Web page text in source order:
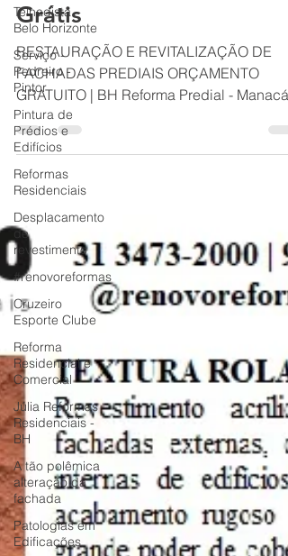
Telhadista -
Belo Horizonte
Serviço -
Pedreiro -
Pintor
Pintura de
Prédios e
Edifícios
Reformas
Residenciais
Desplacamento
de
revestimento
#renovoreformas
Cruzeiro
Esporte Clube
Reforma
Residencial e
Comercial
Júlia Reformas
Residenciais -
BH
A tão polêmica
alteração da
fachada
Patologias em
Edificações
Revitalização de
de Prédios Orçamento
Grátis
RESTAURAÇÃO E REVITALIZAÇÃO DE
FACHADAS PREDIAIS ORÇAMENTO
GRATUITO | BH Reforma Predial - Manacás
BH - Castelo BH - Alípio de Melo BH MG